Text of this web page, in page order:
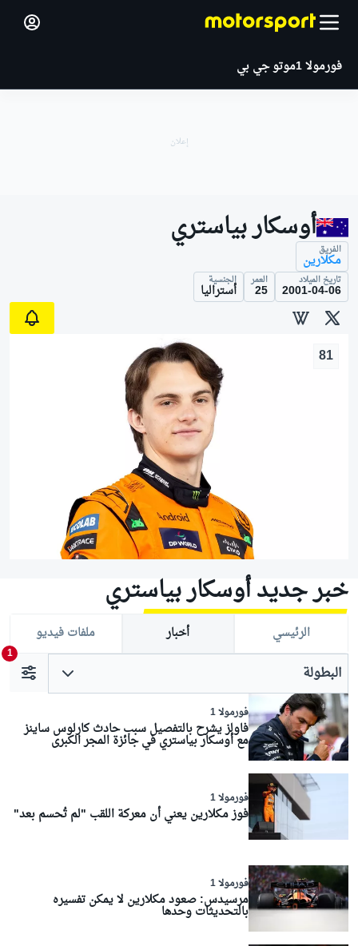
فورمولا 1 موتو جي بي
81
أوسكار بياستري
الفريق
مكلارين
تاريخ الميلاد
2001-04-06
العمر
25
الجنسية
أستراليا
خبر جديد أوسكار بياستري
الرئيسي أخبار ملفات فيديو
البطولة
1
فورمولا 1
فاولز يشرح بالتفصيل سبب حادث كارلوس ساينز
مع أوسكار بياستري في جائزة المجر الكبرى
فورمولا 1
فوز مكلارين يعني أن معركة اللقب "لم تُحسم بعد"
فورمولا 1
مرسيدس: صعود مكلارين لا يمكن تفسيره
بالتحديثات وحدها